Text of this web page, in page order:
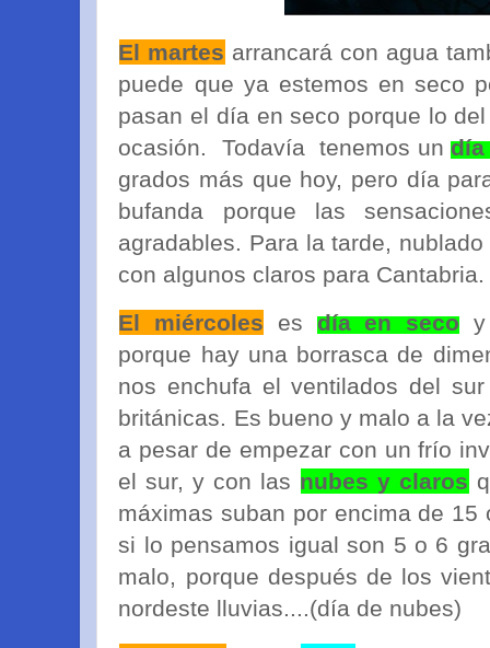
El martes arrancará con agua
puede que ya estemos en seco
pasan el día en seco porque lo
ocasión. Todavía tenemos un
grados más que hoy, pero día
bufanda porque las
agradables. Para la tarde,
con algunos claros para Cantabria.
El miércoles es día en seco y
porque hay una borrasca de
nos enchufa el ventilados del
británicas. Es bueno y malo a la
a pesar de empezar con un frío
el sur, y con las nubes y claros
máximas suban por encima de
si lo pensamos igual son 5 o 6
malo, porque después de los
nordeste lluvias....(día de nubes)